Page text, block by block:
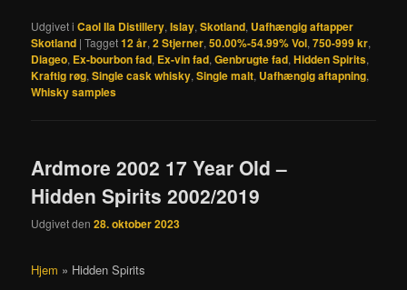
Udgivet i Caol Ila Distillery,Islay,Skotland, Uafhængig aftapper
Skotland |Tagget12 år,2 Stjerner,50.00%-54.99% Vol,750-999 kr,
Diageo, Ex-bourbon fad, Ex-vin fad,Genbrugte fad,Hidden Spirits,
Kraftig røg,Single cask whisky,Single malt, Uafhængig aftapning,
Whisky samples
Ardmore 2002 17 Year Old –
Hidden Spirits 2002/2019
Udgivet den28. oktober 2023
Hjem » Hidden Spirits